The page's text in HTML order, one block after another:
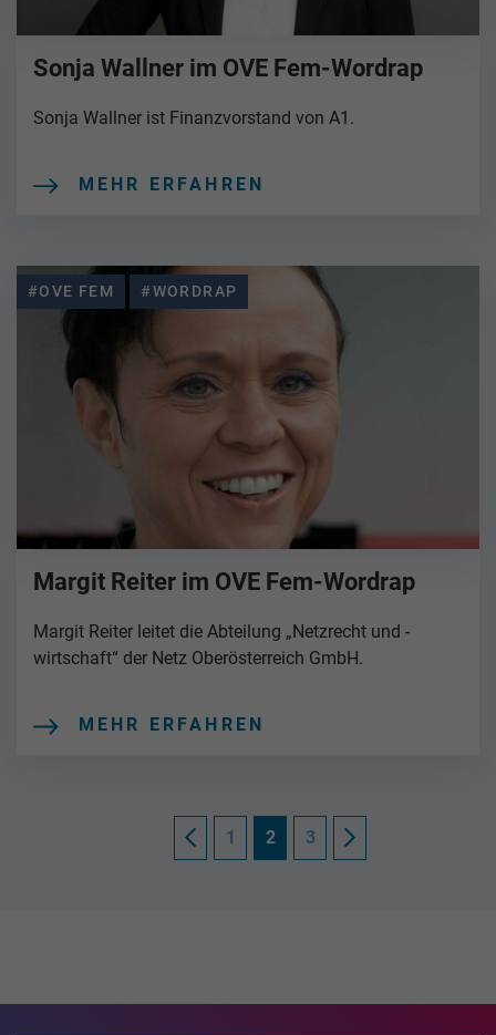
Sonja Wallner im OVE Fem-Wordrap
Sonja Wallner ist Finanzvorstand von A1.
MEHR ERFAHREN
#OVE FEM #WORDRAP
Margit Reiter im OVE Fem-Wordrap
Margit Reiter leitet die Abteilung „Netzrecht und -
wirtschaft“ der Netz Oberösterreich GmbH.
MEHR ERFAHREN
1 2 3